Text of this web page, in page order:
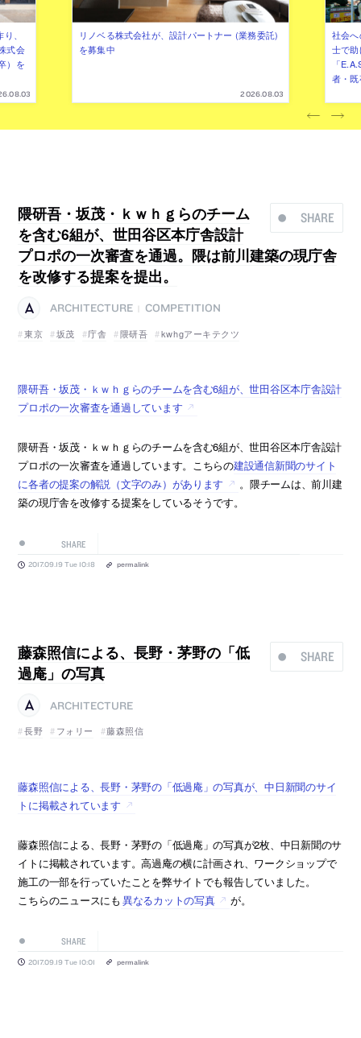
、
式会
）を
リノベる株式会社が、設計パートナー (業務委託)
を募集中
2026.08.03
社会
士で
「
者・
SHARE
隈研吾・坂茂・ｋｗｈｇらのチーム
を含む6組が、世田谷区本庁舎設計
プロポの一次審査を通過。隈は前川建築の現庁舎
を改修する提案を提出。
ARCHITECTURE
COMPETITION
東京
坂茂 庁舎 隈研吾 kwhgアーキテクツ
隈研吾・坂茂・ｋｗｈｇらのチームを含む6組が、世田谷区本庁舎設計
プロポの一次審査を通過しています
隈研吾・坂茂・ｋｗｈｇらのチームを含む6組が、世田谷区本庁舎設計
プロポの一次審査を通過しています。こちらの建設通信新聞のサイト
に各者の提案の解説（文字のみ）があります
。隈チームは、前川建
築の現庁舎を改修する提案をしているそうです。
SHARE
2017.09.19 Tue 10:18 permalink
SHARE
藤森照信による、長野・茅野の「低
過庵」の写真
ARCHITECTURE
長野
フォリー 藤森照信
藤森照信による、長野・茅野の「低過庵」の写真が、中日新聞のサイ
トに掲載されています
藤森照信による、長野・茅野の「低過庵」の写真が2枚、中日新聞のサ
イトに掲載されています。高過庵の横に計画され、ワークショップで
施工の一部を行っていたことを弊サイトでも報告していました。
こちらのニュースにも 異なるカットの写真 が。
SHARE
2017.09.19 Tue 10:01 permalink